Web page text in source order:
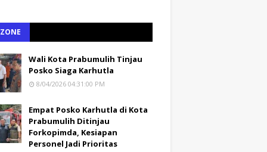
Wali Kota Prabumulih Tinjau
Posko Siaga Karhutla
8/04/2026 04:31:00 PM
Empat Posko Karhutla di Kota
Prabumulih Ditinjau
Forkopimda, Kesiapan
Personel Jadi Prioritas